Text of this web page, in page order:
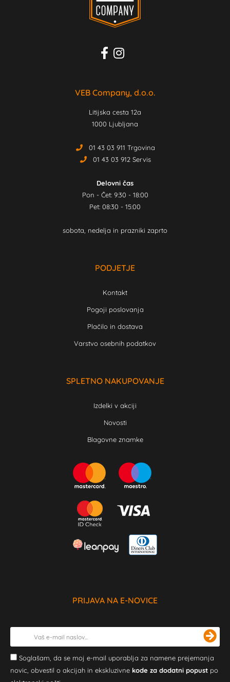
VEB Company, d.o.o.
Litijska cesta 12a
1000 Ljubljana
01 43 03 911 Trgovina
01 43 03 912 Servis
Delovni čas
Pon - Čet: 9:30 - 18:00
Pet: 08:30 - 15:00
sobota, nedelja in prazniki zaprto
PODJETJE
Kontakt
Pogoji poslovanja
Plačilo in dostava
Varstvo osebnih podatkov
SPLETNO NAKUPOVANJE
Izdelki v akciji
Novosti
Blagovne znamke
PRIJAVA NA E-NOVICE
Soglašam, da se moj e-mail uporablja za namene prejemanja
novic, obvestil o akcijah in ekskluzivne kode za dodatni popust po